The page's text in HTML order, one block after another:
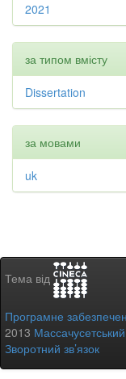
2021
за типом вмісту
Dissertation
за мовами
uk
Тема від
Програмне
2013 Массачусетський
Зворотний зв’язок